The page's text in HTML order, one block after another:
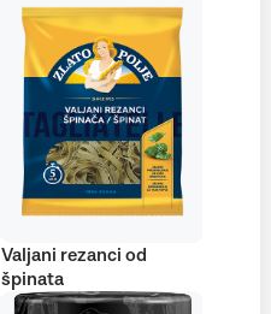
Valjani rezanci od
špinata